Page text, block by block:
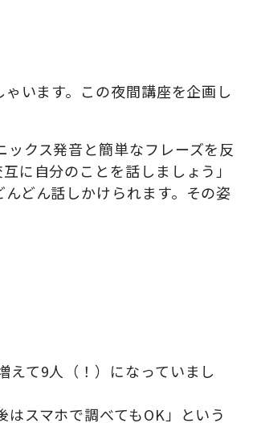
います。この夜間講座を企画し
クス発音と簡単なフレーズを反
に自分のことを話しましょう」
どん話しかけられます。その姿
て9人（！）になっていまし
スマホで調べてもOK」という